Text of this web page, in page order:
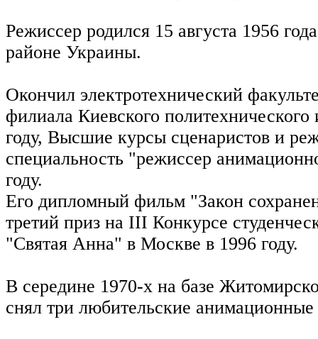
Режиссер родился 15 августа 1956
районе Украины.
Окончил электротехнический
филиала Киевского политехнического
году, Высшие курсы сценаристов и
специальность "режиссер
году.
Его дипломный фильм "Закон
третий приз на III Конкурсе
"Святая Анна" в Москве в 1996 году.
В середине 1970-х на базе
снял три любительские